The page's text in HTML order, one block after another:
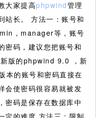
大家提高phpwind管理
站长。 方法一：账号和
，manager等，账号
密码，建议您把账号和
版的phpwind 9.0 ，新
本的账号和密码直接在
会使密码很容易就被发
密码是保存在数据库中
定的难度 方法三：限制